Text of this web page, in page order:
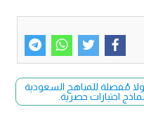
مُفصلة للمناهج السعودية